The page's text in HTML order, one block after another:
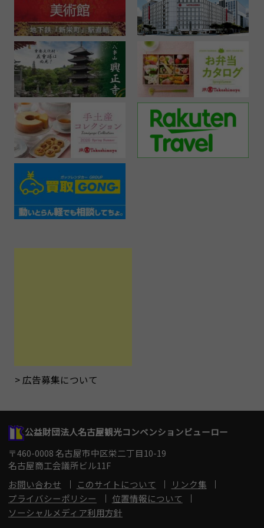
広告募集について
公益財団法人名古屋観光コンベンションビューロー
〒460-0008 名古屋市中区栄二丁目10-19
名古屋商工会議所ビル11F
お問い合わせ
このサイトについて
リンク集
プライバシーポリシー
位置情報について
ソーシャルメディア利用方針